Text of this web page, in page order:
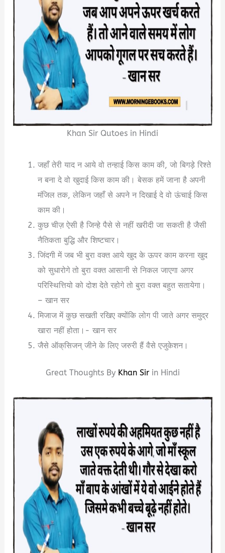
Khan Sir Qutoes in Hindi
जहाँ तेरी याद न आये वो तन्हाई किस काम की, जो बिगड़े रिश्ते
न बना दे वो खुदाई किस काम की। बेसक हमें जाना है अपनी
मंजिल तक, लेकिन जहाँ से अपने न दिखाई दे वो ऊंचाई किस
काम की।
कुछ चीज़ ऐसी है जिन्हे पैसे से नहीं खरीदी जा सकती है जैसी
नैतिकता बुद्धि और शिष्टचार।
जिंदगी में जब भी बुरा वक्त आये खुद के ऊपर काम करना खुद
को सुधारोगे तो बुरा वक्त आसानी से निकल जाएगा अगर
परिस्थित्तियो को दोश देते रहोगे तो बुरा वक्त बहुत सतायेगा।
– खान सर
मिजाज में कुछ सखती रखिए क्योंकि लोग पी जाते अगर समुद्र
खारा नहीं होता।- खान सर
जैसे ऑक्‌सिजन् जीने के लिए जरुरी हैं वैसे एजुकेशन।
Great Thoughts By Khan Sirin Hindi